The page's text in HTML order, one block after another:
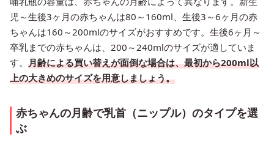
児～生後3ヶ月の赤ちゃんは80～160ml、生後3～6ヶ月の赤
ちゃんは160～200mlのサイズがおすすめです。生後6ヶ月～
卒乳までの赤ちゃんは、200～240mlのサイズが適していま
す。 月齢による買い替えが面倒な場合は、最初から200ml以
上の大きめのサイズを用意しましょう。
赤ちゃんの月齢で乳首（ニップル）のタイプを選
ぶ